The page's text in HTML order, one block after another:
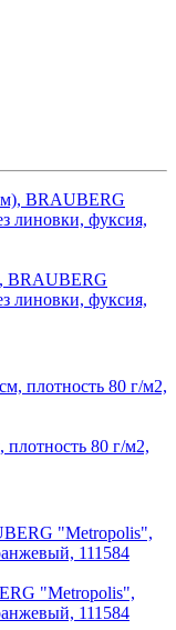
BRAUBERG
линовки, фуксия,
плотность 80 г/м2,
"Metropolis",
111584